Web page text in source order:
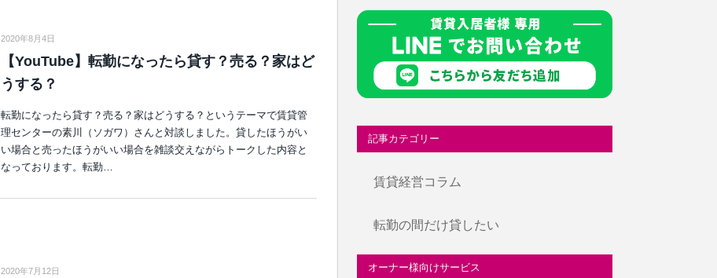
2020年8月4日
【YouTube】転勤になったら貸す？売る？家はど
うする？
転勤になったら貸す？売る？家はどうする？というテーマで賃貸管
理センターの素川（ソガワ）さんと対談しました。貸したほうがい
い場合と売ったほうがいい場合を雑談交えながらトークした内容と
なっております。転勤…
2020年7月12日
記事カテゴリー
賃貸経営コラム
転勤の間だけ貸したい
オーナー様向けサービス